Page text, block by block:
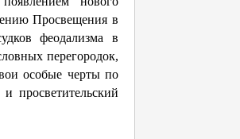
Просвещения в
феодализма в
перегородок,
особые черты по
просветительский